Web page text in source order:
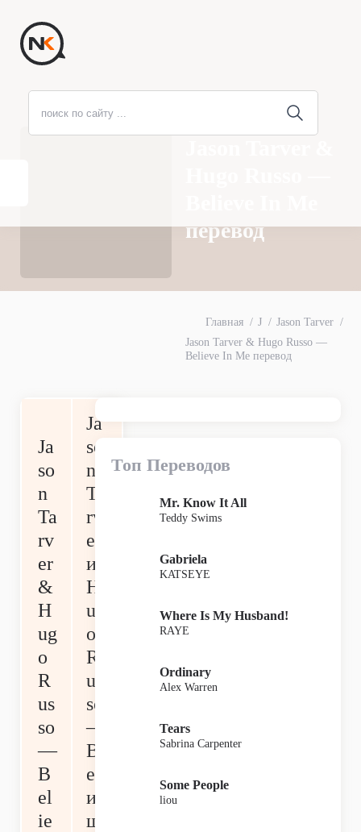
перевод
Главная J
Jason Tarver
Jason Tarver & Hugo Russo —
Believe In Me перевод
Ja
so
n
Ta
rv
er
&
H
ug
o
R
us
so
—
B
el
ie
Ja
so
n
Ta
rv
er
и
H
ug
o
R
us
so
—
В
ер
и
ш
Топ Переводов
Mr. Know It All
Teddy Swims
Gabriela
KATSEYE
Where Is My Husband!
RAYE
Ordinary
Alex Warren
Tears
Sabrina Carpenter
Some People
liou